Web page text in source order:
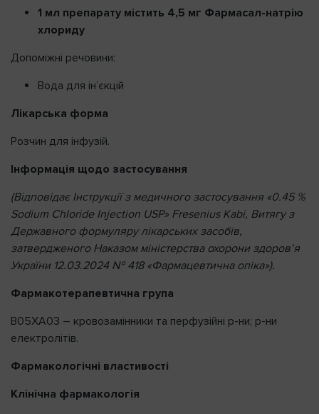
1 мл препарату містить 4,5 мг Фармасал-натрію
хлориду
Допоміжні речовини:
Вода для ін’єкцій
Лікарська форма
Розчин для інфузій.
Інформація щодо застосування
(Відповідає Інструкції з медичного застосування «0.45 %
Sodium Chloride Injection USP» Fresenius Kabi, Витягу з
Державного формуляру лікарських засобів,
затвердженого Наказом міністерства охорони здоров’я
України 12.03.2024 № 418 «Фармацевтична опіка»).
Фармакотерапевтична група
B05XA03 – кровозамінники та перфузійні р-ни; р-ни
електролітів.
Фармакологічні властивості
Клінічна фармакологія